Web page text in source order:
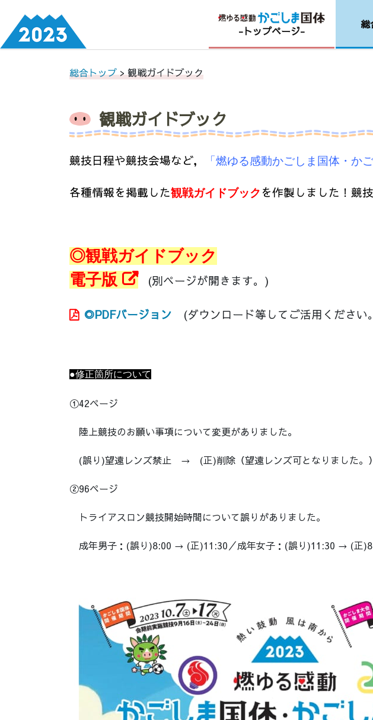
-トップページ-
総
総合トップ> 観戦ガイドブック
観戦ガイドブック
競技日程や競技会場など， 「燃ゆる感動かごしま国体・か
各種情報を掲載した観戦ガイドブック を作製しました！ 競
◎観戦ガイドブック
電子版
(別ページが開きます。)
◎PDFバージョン (ダウンロード等してご活用ください
●修正箇所について
①42ページ
陸上競技のお願い事項について変更がありました。
(誤り)望遠レンズ禁止 → (正)削除（望遠レンズ可となりました。）
②96ページ
トライアスロン競技開始時間について誤りがありました。
成年男子：(誤り)8:00 → (正)11:30／成年女子：(誤り)11:30 → (正